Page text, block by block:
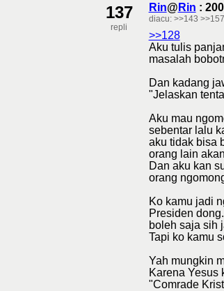
137
repli
Rin@ Rin :
diacu: >>143 >>157
>>128
Aku tulis
masalah
Dan kadang
"Jelaskan
Aku mau
sebentar lalu
aku tidak bisa
orang lain
Dan aku kan
orang
Ko kamu jadi
Presiden
boleh saja sih
Tapi ko kamu
Yah mungkin
Karena Yesus
"Comrade